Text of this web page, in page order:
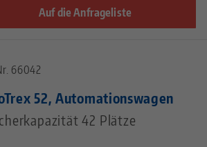
Auf die Anfrageliste
66042
52, Automationswagen
42 Plätze